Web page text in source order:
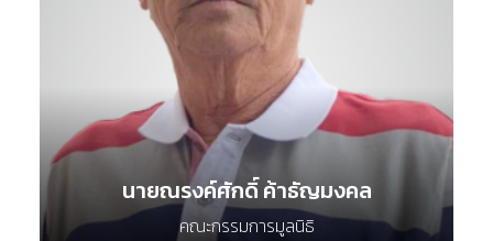
นายณรงค์ศักดิ์ ค้าธัญมงคล
คณะกรรมการมูลนิธิ